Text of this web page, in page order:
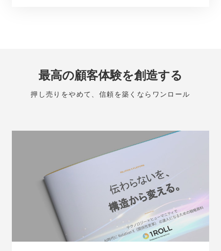
最高の顧客体験を創造する
押し売りをやめて、信頼を築くならワンロール